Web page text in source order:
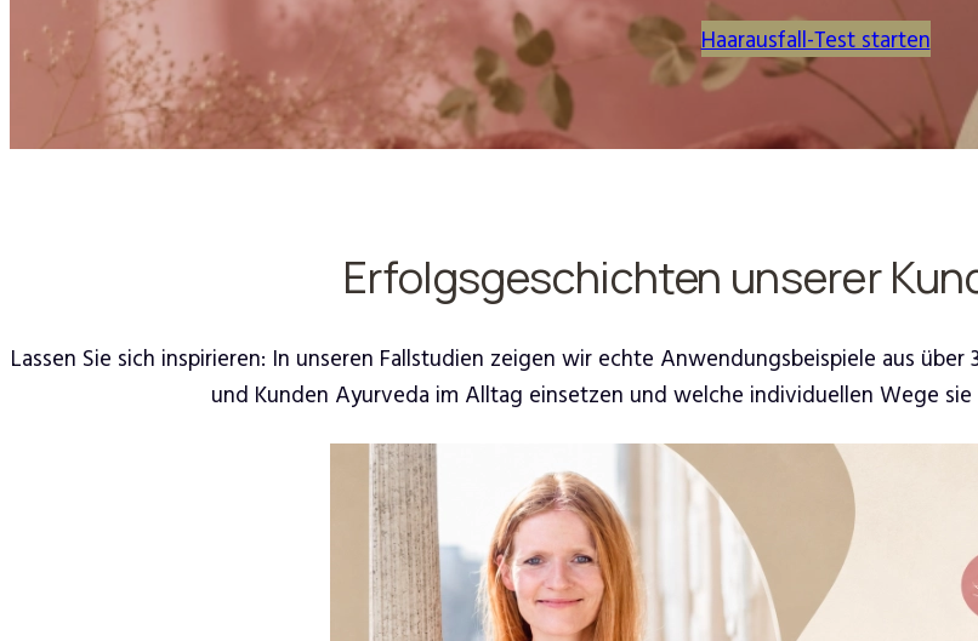
Haarausfall-Test starten
Erfolgsgeschichten unserer
Lassen Sie sich inspirieren: In unseren Fallstudien zeigen wir echte Anwendungsbeispiele aus
und Kunden Ayurveda im Alltag einsetzen und welche individuellen Wege